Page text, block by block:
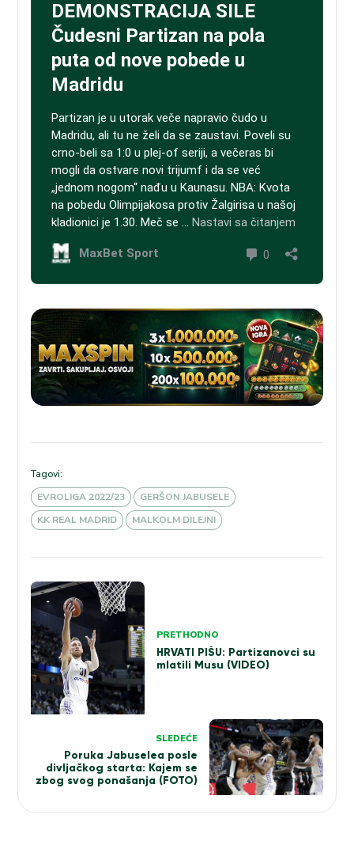
Tagovi:
EVROLIGA 2022/23
GERŠON JABUSELE
KK REAL MADRID
MALKOLM DILEJNI
Kretanje
članka
PRETHODNO
HRVATI PIŠU: Partizanovci su
mlatili Musu (VIDEO)
SLEDEĆE
Poruka Jabuselea posle
divljačkog starta: Kajem se
zbog svog ponašanja (FOTO)